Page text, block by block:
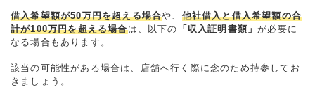
借入希望額が50万円を超える場合や、 他社借入と借入希望額の合
計が100万円を超える場合は、以下の 「収入証明書類」が必要に
なる場合もあります。
該当の可能性がある場合は、店舗へ行く際に念のため持参してお
きましょう。